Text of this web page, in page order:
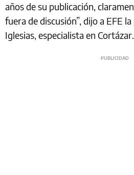
años de su publicación,
fuera de discusión”, dijo a EFE
Iglesias, especialista en Cortázar.